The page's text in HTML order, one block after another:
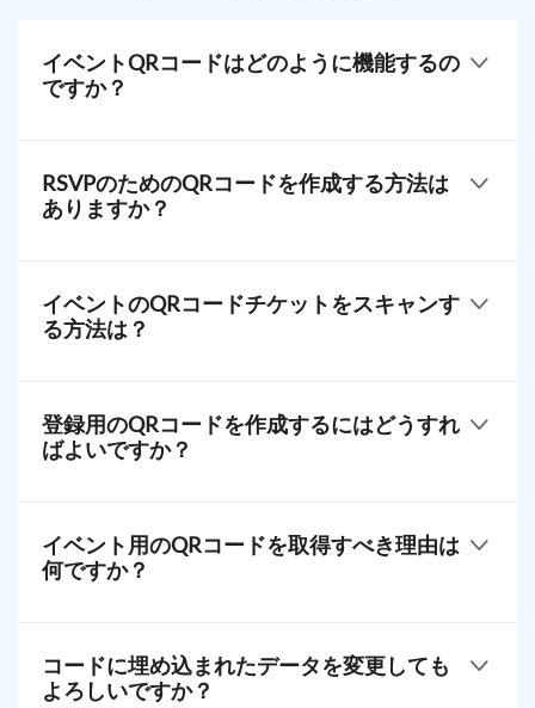
イベントQRコードはどのように機能するの
ですか？
ベント詳細を保存します。あらゆる機会に活用でき
ます。共有したいイベント詳細を追加するだけで、
ゲストはスマートフォンで簡単にスキャンして確認
RSVPのためのQRコードを作成する方法は
ありますか？
リックでロゴ付きの無料の を作成およびデザインす
ることができます。
ドを生成 > QRにカスタマイズしてロゴを追加 > ダウ
ンロードして保存。これで共有の準備が整いまし
イベントのQRコードチケットをスキャンす
る方法は？
単に携帯電話を取り出してカメラを開いてくださ
い。アプリを使用して、コードにエンコードされた
情報にアクセスすることもできます。
てください。
登録用のQRコードを作成するにはどうすれ
ばよいですか？
のクリックで完了できます。単にソリューションを
選択し、イベントの登録リンクを追加し、Generate
QR をクリックしてください。カスタマイズしてダウ
イベント用のQRコードを取得すべき理由は
何ですか？
は、主催者と参加者の両方にとってイベント体験を
効率化する多くの利点を提供します。
コードに埋め込まれたデータを変更しても
よろしいですか？